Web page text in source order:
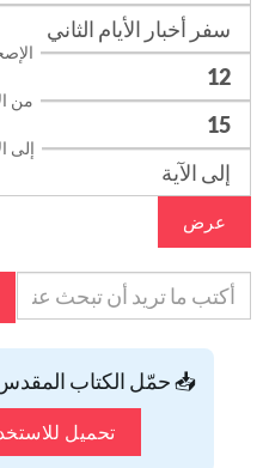
من
إلى
عرض
📥 حمّل الكتاب
تحميل